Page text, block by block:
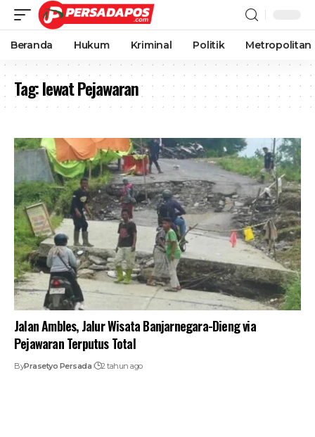
Beranda Hukum Kriminal Politik Metropolitan
Tag:lewat Pejawaran
Jalan Ambles, Jalur Wisata Banjarnegara-Dieng via
Pejawaran Terputus Total
ByPrasetyo Persada 2 tahun ago